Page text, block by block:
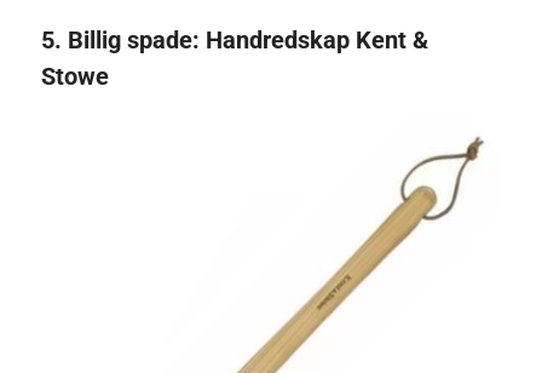
5. Billig spade: Handredskap Kent &
Stowe